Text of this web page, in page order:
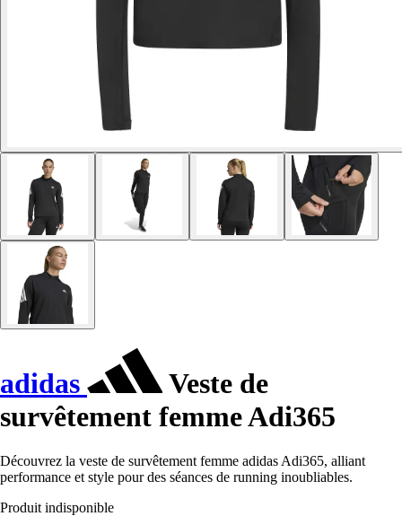
adidas
Veste de
survêtement femme Adi365
Découvrez la veste de survêtement femme adidas Adi365, alliant
performance et style pour des séances de running inoubliables.
Produit indisponible